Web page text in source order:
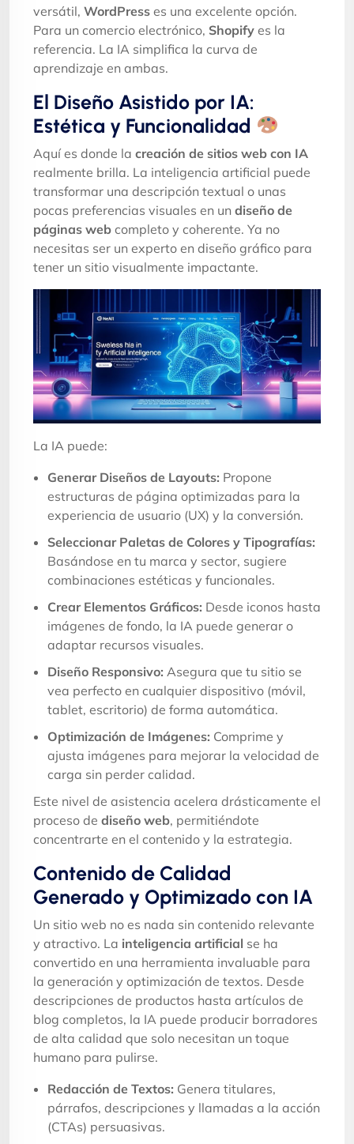
versátil, WordPress es una excelente opción.
Para un comercio electrónico, Shopify es la
referencia. La IA simplifica la curva de
aprendizaje en ambas.
El Diseño Asistido por IA:
Estética y Funcionalidad
Aquí es donde la creación de sitios web con IA
realmente brilla. La inteligencia artificial puede
transformar una descripción textual o unas
pocas preferencias visuales en un diseño de
páginas web completo y coherente. Ya no
necesitas ser un experto en diseño gráfico para
tener un sitio visualmente impactante.
La IA puede:
Generar Diseños de Layouts: Propone
estructuras de página optimizadas para la
experiencia de usuario (UX) y la conversión.
Seleccionar Paletas de Colores y Tipografías:
Basándose en tu marca y sector, sugiere
combinaciones estéticas y funcionales.
Crear Elementos Gráficos: Desde iconos hasta
imágenes de fondo, la IA puede generar o
adaptar recursos visuales.
Diseño Responsivo: Asegura que tu sitio se
vea perfecto en cualquier dispositivo (móvil,
tablet, escritorio) de forma automática.
Optimización de Imágenes: Comprime y
ajusta imágenes para mejorar la velocidad de
carga sin perder calidad.
Este nivel de asistencia acelera drásticamente el
proceso de diseño web, permitiéndote
concentrarte en el contenido y la estrategia.
Contenido de Calidad
Generado y Optimizado con IA
Un sitio web no es nada sin contenido relevante
y atractivo. La inteligencia artificial se ha
convertido en una herramienta invaluable para
la generación y optimización de textos. Desde
descripciones de productos hasta artículos de
blog completos, la IA puede producir borradores
de alta calidad que solo necesitan un toque
humano para pulirse.
Redacción de Textos: Genera titulares,
párrafos, descripciones y llamadas a la acción
(CTAs) persuasivas.